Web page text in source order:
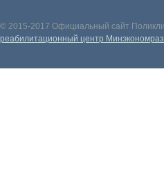
© 2015-2017 Официальный сайт
реабилитационный центр